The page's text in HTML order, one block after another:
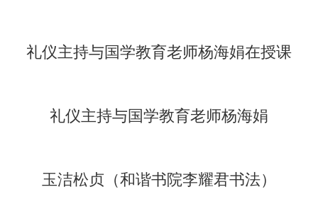
礼仪主持与国学教育老师杨海娟在授课
礼仪主持与国学教育老师杨海娟
玉洁松贞 （和谐书院李耀君书法）